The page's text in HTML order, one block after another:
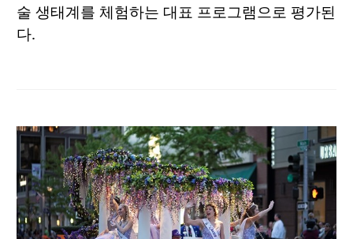
술 생태계를 체험하는 대표 프로그램으로 평가된
다.